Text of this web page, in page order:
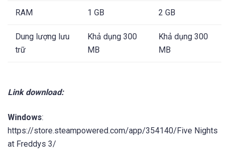
RAM 1 GB 2 GB
Dung lượng lưu
trữ
Khả dụng 300
MB
Khả dụng 300
MB
Link download:
Windows:
https://store.steampowered.com/app/354140/Five Nights
at Freddys 3/